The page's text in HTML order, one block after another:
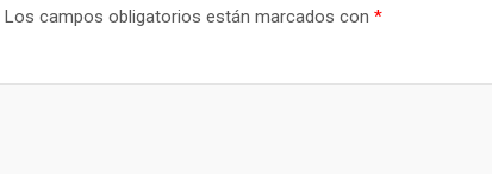
Los campos obligatorios están marcados con *